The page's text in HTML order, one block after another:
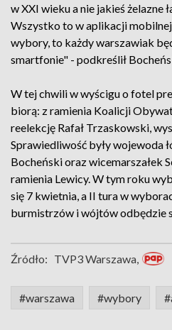
w XXI wieku a nie jakieś żelazne
Wszystko to w aplikacji
wybory, to każdy warszawiak
smartfonie" - podkreślił
W tej chwili w wyścigu o fotel
biorą: z ramienia Koalicji
reelekcję Rafał Trzaskowski,
Sprawiedliwość były wojewoda
Bocheński oraz wicemarszałek
ramienia Lewicy. W tym roku
się 7 kwietnia, a II tura w
burmistrzów i wójtów odbędzie
Źródło: TVP3 Warszawa,
#warszawa #wybory